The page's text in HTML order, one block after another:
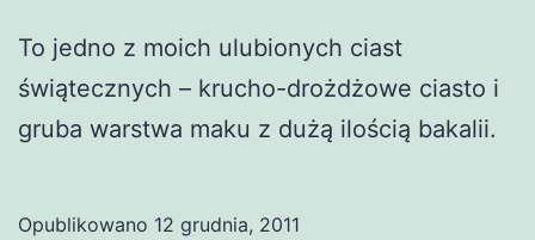
To jedno z moich ulubionych ciast
świątecznych – krucho-drożdżowe ciasto i
gruba warstwa maku z dużą ilością bakalii.
Opublikowano 12 grudnia, 2011